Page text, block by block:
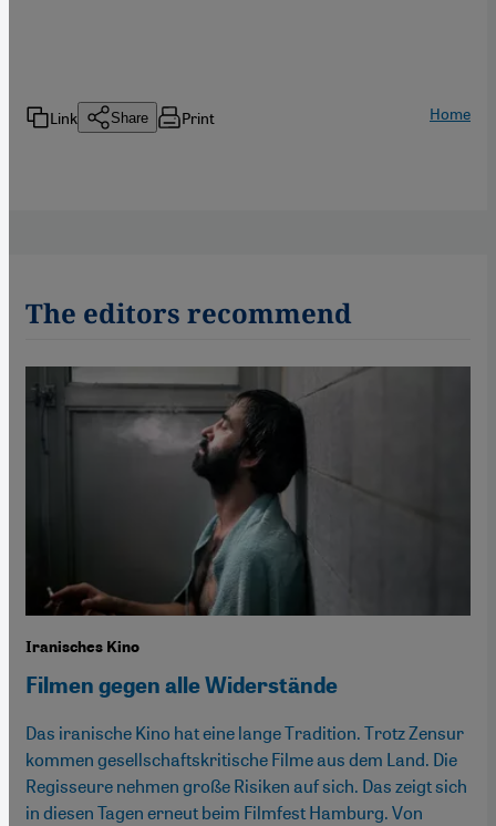
Link Share Print Home
The editors recommend
Iranisches Kino
Filmen gegen alle Widerstände
Das iranische Kino hat eine lange Tradition. Trotz Zensur
kommen gesellschaftskritische Filme aus dem Land. Die
Regisseure nehmen große Risiken auf sich. Das zeigt sich
in diesen Tagen erneut beim Filmfest Hamburg. Von